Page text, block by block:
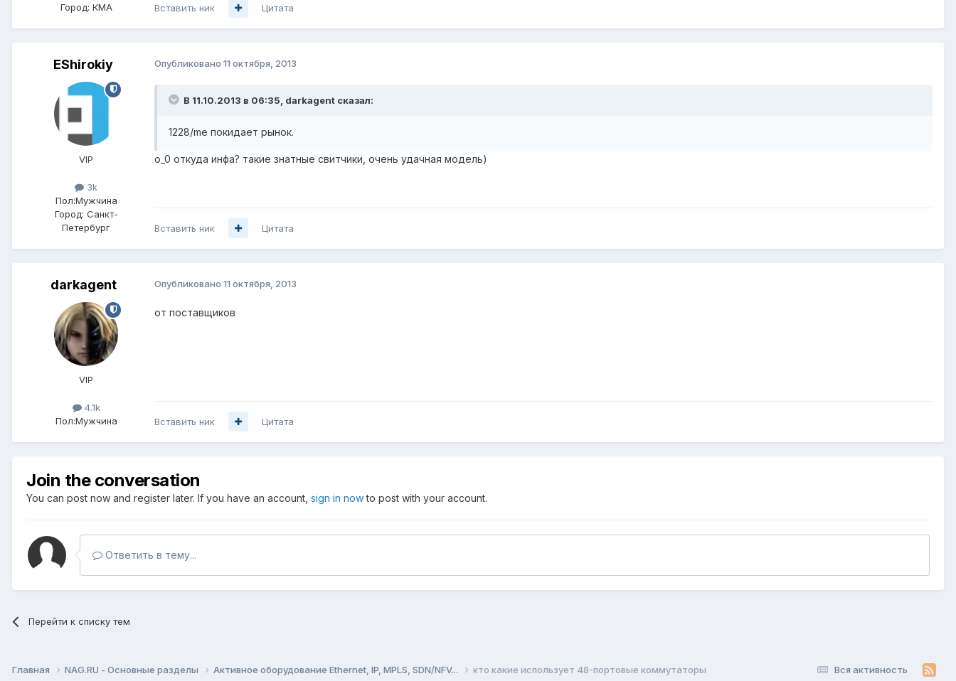
Город: КМА Вставить ник Цитата
EShirokiy
VIP
3k
Пол:Мужчина
Город: Санкт-
Петербург
Опубликовано 11 октября, 2013
В 11.10.2013 в 06:35, darkagent сказал:
1228/me покидает рынок.
o_0 откуда инфа? такие знатные свитчики, очень удачная модель)
Вставить ник Цитата
darkagent
VIP
4.1k
Пол:Мужчина
Опубликовано 11 октября, 2013
от поставщиков
Вставить ник Цитата
Join the conversation
You can post now and register later. If you have an account, sign in nowto post with your account.
Ответить в тему...
Перейти к списку тем
Вся активность
Главная NAG.RU - Основные разделы Активное оборудование Ethernet, IP, MPLS, SDN/NFV... кто какие использует 48-портовые коммутаторы